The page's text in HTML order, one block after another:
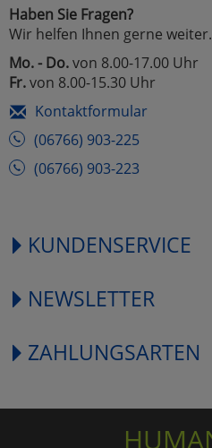
Haben Sie Fragen?
Wir helfen Ihnen gerne weiter.
Mo. - Do.von 8.00-17.00 Uhr
Fr.von 8.00-15.30 Uhr
Kontaktformular
(06766) 903-225
(06766) 903-223
KUNDENSERVICE
NEWSLETTER
ZAHLUNGSARTEN